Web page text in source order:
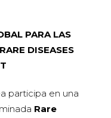
PARA LAS
DISEASES
participa en una
Rare